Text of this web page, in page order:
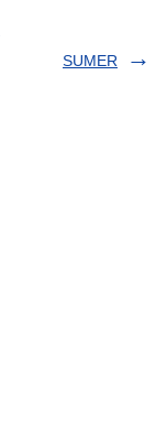
SUMER